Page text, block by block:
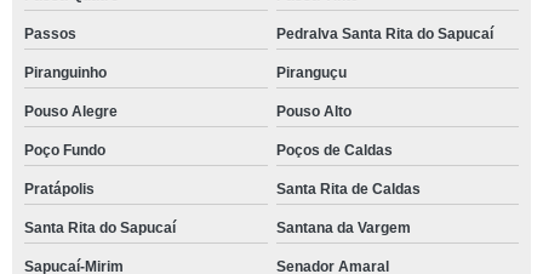
Passos Pedralva Santa Rita do Sapucaí
Piranguinho Piranguçu
Pouso Alegre Pouso Alto
Poço Fundo Poços de Caldas
Pratápolis Santa Rita de Caldas
Santa Rita do Sapucaí Santana da Vargem
Sapucaí-Mirim Senador Amaral